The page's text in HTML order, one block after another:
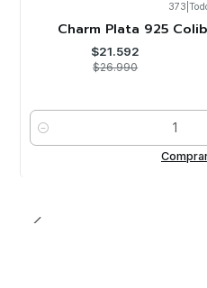
373
Charm Plata 925
$21.592
$26.990
Cantidad